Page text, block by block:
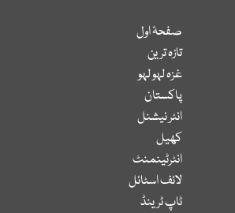
صفحۂ اول
تازہ ترین
غزہ لہو لہو
پاکستان
انٹر نیشنل
کھیل
انٹرٹینمنٹ
لائف اسٹائل
ٹاپ ٹرینڈ